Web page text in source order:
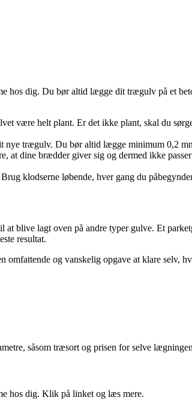
dig. Du bør altid lægge dit trægulv på et
være helt plant. Er det ikke plant, skal du
trægulv. Du bør altid lægge minimum 0,2
dine brædder giver sig og dermed ikke
klodserne løbende, hver gang du
blive lagt oven på andre typer gulve. Et
resultat.
og vanskelig opgave at klare selv,
såsom træsort og prisen for selve
hos dig. Klik på linket og læs mere.